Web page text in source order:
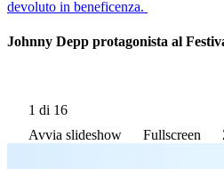
devoluto in beneficenza.
Johnny Depp protagonista al
1 di 16
Avvia slideshow
Fullscreen